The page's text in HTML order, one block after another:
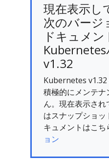
現在表示し
次のバージ
ドキュメン
v1.32
Kubernetes
積極的にメンテ
ん。現在表示さ
はスナップショ
キュメントはこち
ョン